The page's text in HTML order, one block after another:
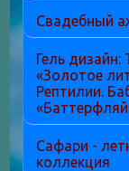
Свадебный
Гель дизайн:
«Золотое
Рептилии.
Сафари -
коллекция